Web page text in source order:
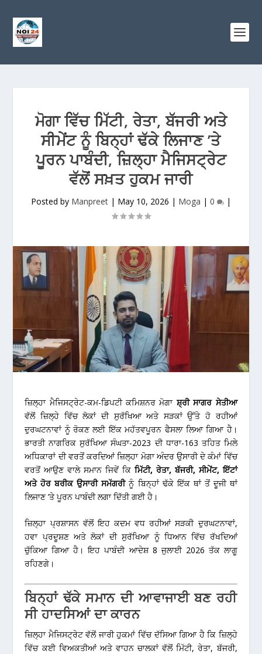
ਮੋਗਾ ਵਿੱਚ ਮਿੱਟੀ, ਰੇਤਾ, ਬੱਜਰੀ ਅਤੇ
ਸੀਮੇਂਟ ਨੂੰ ਬਿਨ੍ਹਾਂ ਢੱਕੇ ਲਿਜਾਣ ’ਤੇ
ਪੂਰਨ ਪਾਬੰਦੀ, ਜ਼ਿਲ੍ਹਾ ਮੈਜਿਸਟ੍ਰੇਟ
ਵੱਲੋਂ ਸਖ਼ਤ ਹੁਕਮ ਜਾਰੀ
Posted by Manpreet | May 10, 2026 | Moga | 0 |
ਜ਼ਿਲ੍ਹਾ ਮੈਜਿਸਟ੍ਰੇਟ-ਕਮ-ਡਿਪਟੀ ਕਮਿਸ਼ਨਰ ਮੋਗਾ ਸ਼੍ਰੀ ਸਾਗਰ ਸੇਤੀਆ
ਵੱਲੋਂ ਜ਼ਿਲ੍ਹੇ ਵਿੱਚ ਲੋਕਾਂ ਦੀ ਸੁਰੱਖਿਆ ਅਤੇ ਸੜਕਾਂ ਉੱਤੇ ਹੋ ਰਹੀਆਂ
ਦੁਰਘਟਨਾਵਾਂ ਨੂੰ ਰੋਕਣ ਲਈ ਇੱਕ ਮਹੱਤਵਪੂਰਨ ਫੈਸਲਾ ਲਿਆ ਗਿਆ ਹੈ।
ਭਾਰਤੀ ਨਾਗਰਿਕ ਸੁਰੱਖਿਆ ਸੰਘਤਾ-2023 ਦੀ ਧਾਰਾ-163 ਤਹਿਤ ਮਿਲੇ
ਅਧਿਕਾਰਾਂ ਦੀ ਵਰਤੋਂ ਕਰਦਿਆਂ ਜ਼ਿਲ੍ਹਾ ਮੋਗਾ ਅੰਦਰ ਉਸਾਰੀ ਦੇ ਕੰਮਾਂ ਵਿੱਚ
ਵਰਤੋਂ ਆਉਣ ਵਾਲੇ ਸਮਾਨ ਜਿਵੇਂ ਕਿ ਮਿੱਟੀ, ਰੇਤਾ, ਬੱਜਰੀ, ਸੀਮੇਂਟ, ਇੱਟਾਂ
ਅਤੇ ਹੋਰ ਬਰੀਕ ਉਸਾਰੀ ਸਮੱਗਰੀਨੂੰ ਬਿਨ੍ਹਾਂ ਢੱਕੇ ਇੱਕ ਥਾਂ ਤੋਂ ਦੂਜੀ ਥਾਂ
ਲਿਜਾਣ ’ਤੇ ਪੂਰਨ ਪਾਬੰਦੀ ਲਗਾ ਦਿੱਤੀ ਗਈ ਹੈ।
ਜ਼ਿਲ੍ਹਾ ਪ੍ਰਸ਼ਾਸਨ ਵੱਲੋਂ ਇਹ ਕਦਮ ਵਧ ਰਹੀਆਂ ਸੜਕੀ ਦੁਰਘਟਨਾਵਾਂ,
ਹਵਾ ਪ੍ਰਦੂਸ਼ਣ ਅਤੇ ਲੋਕਾਂ ਦੀ ਸੁਰੱਖਿਆ ਨੂੰ ਧਿਆਨ ਵਿੱਚ ਰੱਖਦਿਆਂ
ਚੁੱਕਿਆ ਗਿਆ ਹੈ। ਇਹ ਪਾਬੰਦੀ ਆਦੇਸ਼ 8 ਜੁਲਾਈ 2026 ਤੱਕ ਲਾਗੂ
ਰਹਿਣਗੇ।
ਬਿਨ੍ਹਾਂ ਢੱਕੇ ਸਮਾਨ ਦੀ ਆਵਾਜਾਈ ਬਣ ਰਹੀ
ਸੀ ਹਾਦਸਿਆਂ ਦਾ ਕਾਰਨ
ਜ਼ਿਲ੍ਹਾ ਮੈਜਿਸਟ੍ਰੇਟ ਵੱਲੋਂ ਜਾਰੀ ਹੁਕਮਾਂ ਵਿੱਚ ਦੱਸਿਆ ਗਿਆ ਹੈ ਕਿ ਜ਼ਿਲ੍ਹੇ
ਵਿੱਚ ਕਈ ਵਿਅਕਤੀਆਂ ਅਤੇ ਵਾਹਨ ਚਾਲਕਾਂ ਵੱਲੋਂ ਮਿੱਟੀ, ਰੇਤਾ, ਬੱਜਰੀ,